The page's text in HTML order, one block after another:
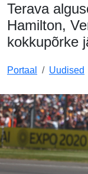
Terava
Hamilton,
kokkupõrke
Portaal Uudised